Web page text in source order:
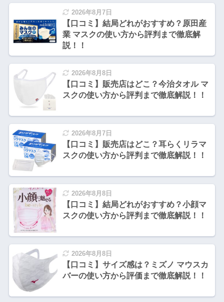
2026年8月7日
【口コミ】結局どれがおすすめ？原田産
業 マスクの使い方から評判まで徹底解
説！！
2026年8月8日
【口コミ】販売店はどこ？今治タオル マ
スクの使い方から評判まで徹底解説！！
2026年8月7日
【口コミ】販売店はどこ？耳らくリラマ
スクの使い方から評判まで徹底解説！！
2026年8月8日
【口コミ】結局どれがおすすめ？小顔マ
スクの使い方から評判まで徹底解説！！
2026年8月8日
【口コミ】サイズ感は？ミズノ マウスカ
バーの使い方から評価まで徹底解説！！